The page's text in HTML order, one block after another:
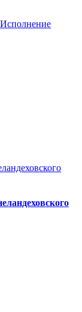
Исполнение